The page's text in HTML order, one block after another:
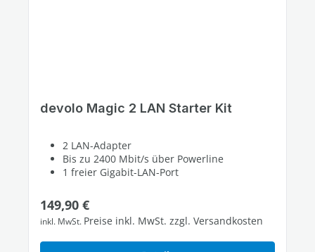
devolo Magic 2 LAN Starter Kit
2 LAN-Adapter
Bis zu 2400 Mbit/s über Powerline
1 freier Gigabit-LAN-Port
Regulärer Preis:
149,90 €
inkl. MwSt. Preise inkl. MwSt. zzgl. Versandkosten